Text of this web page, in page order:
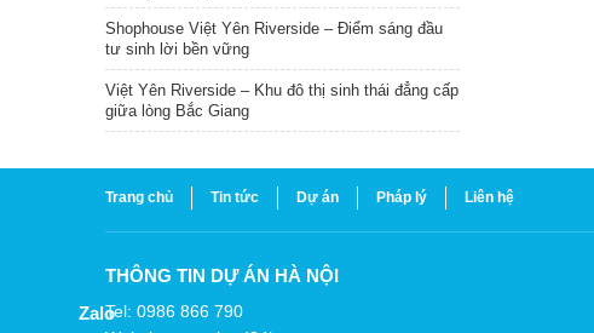
Shophouse Việt Yên Riverside – Điểm sáng đầu
tư sinh lời bền vững
Việt Yên Riverside – Khu đô thị sinh thái đẳng cấp
giữa lòng Bắc Giang
Trang chủ Tin tức Dự án Pháp lý Liên hệ
THÔNG TIN DỰ ÁN HÀ NỘI
Tel: 0986 866 790
Zalo